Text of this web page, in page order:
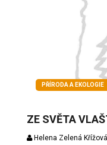
PŘÍRODA A EKOLOGIE
ZE SVĚTA
Helena Zelená Křížová